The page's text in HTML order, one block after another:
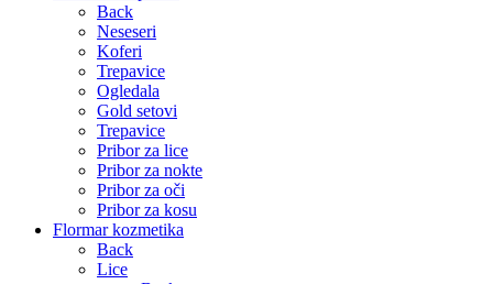
Back
Neseseri
Koferi
Trepavice
Ogledala
Gold setovi
Trepavice
Pribor za lice
Pribor za nokte
Pribor za oči
Pribor za kosu
Flormar kozmetika
Back
Lice